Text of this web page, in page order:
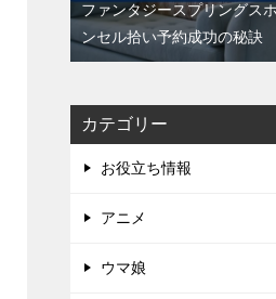
ファンタジースプリングス
ンセル拾い予約成功の秘訣
カテゴリー
お役立ち情報
アニメ
ウマ娘